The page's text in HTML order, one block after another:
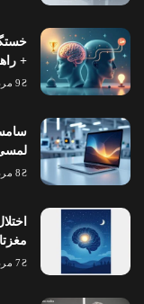
+
9 مرداد 1405
8 مرداد 1405
7 مرداد 1405